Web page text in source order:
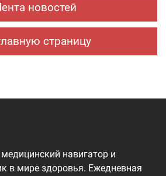
новостей
страницу
навигатор и
в мире здоровья. Ежедневная